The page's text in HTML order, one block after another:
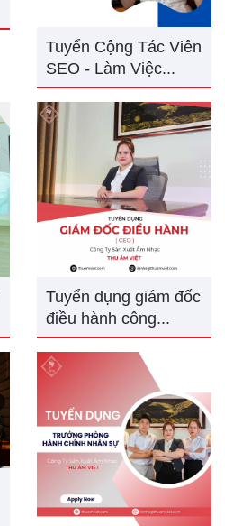
Tuyển Cộng Tác Viên
SEO - Làm Việc...
Tuyển dụng giám đốc
điều hành công...